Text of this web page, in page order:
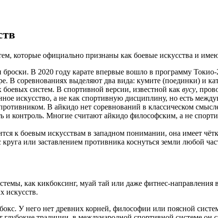
которые официально признаны как боевые искусства и
В 2020 году карате впервые вошло в программу
В соревнованиях выделяют два вида: кумите (поединки) и
систем. В спортивной версии, известной как вусу,
искусство, а не как спортивную дисциплину, но есть
В айкидо нет соревнований в классическом
и контроль. Многие считают айкидо философским, а не
к боевым искусствам в западном понимании, она имеет
или заставлением противника коснуться земли любой
как кикбоксинг, муай тай или даже фитнес-направления
искусств.
У него нет древних корней, философии или поясной